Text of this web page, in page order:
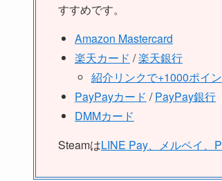
すすめです。
Amazon Mastercard
楽天カード /楽天銀行
紹介リンクで+1000ポイ
PayPayカード /PayPay銀行
DMMカード
SteamはLINE Pay、メルペイ、